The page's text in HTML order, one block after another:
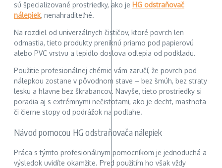
sú špecializované prostriedky, ako je HG odstraňovač
nálepiek, nenahraditeľné.
Na rozdiel od univerzálnych čističov, ktoré povrch len
odmastia, tieto produkty preniknú priamo pod papierovú
alebo PVC vrstvu a lepidlo doslova odlepia od podkladu.
Použitie profesionálnej chémie vám zaručí, že povrch pod
nálepkou zostane v pôvodnom stave – bez šmúh, bez straty
lesku a hlavne bez škrabancov. Navyše, tieto prostriedky si
poradia aj s extrémnymi nečistotami, ako je decht, mastnota
či čierne stopy od podrážok na podlahe.
Návod pomocou HG odstraňovača nálepiek
Práca s týmto profesionálnym pomocníkom je jednoduchá a
výsledok uvidíte okamžite. Pred použitím ho však vždy